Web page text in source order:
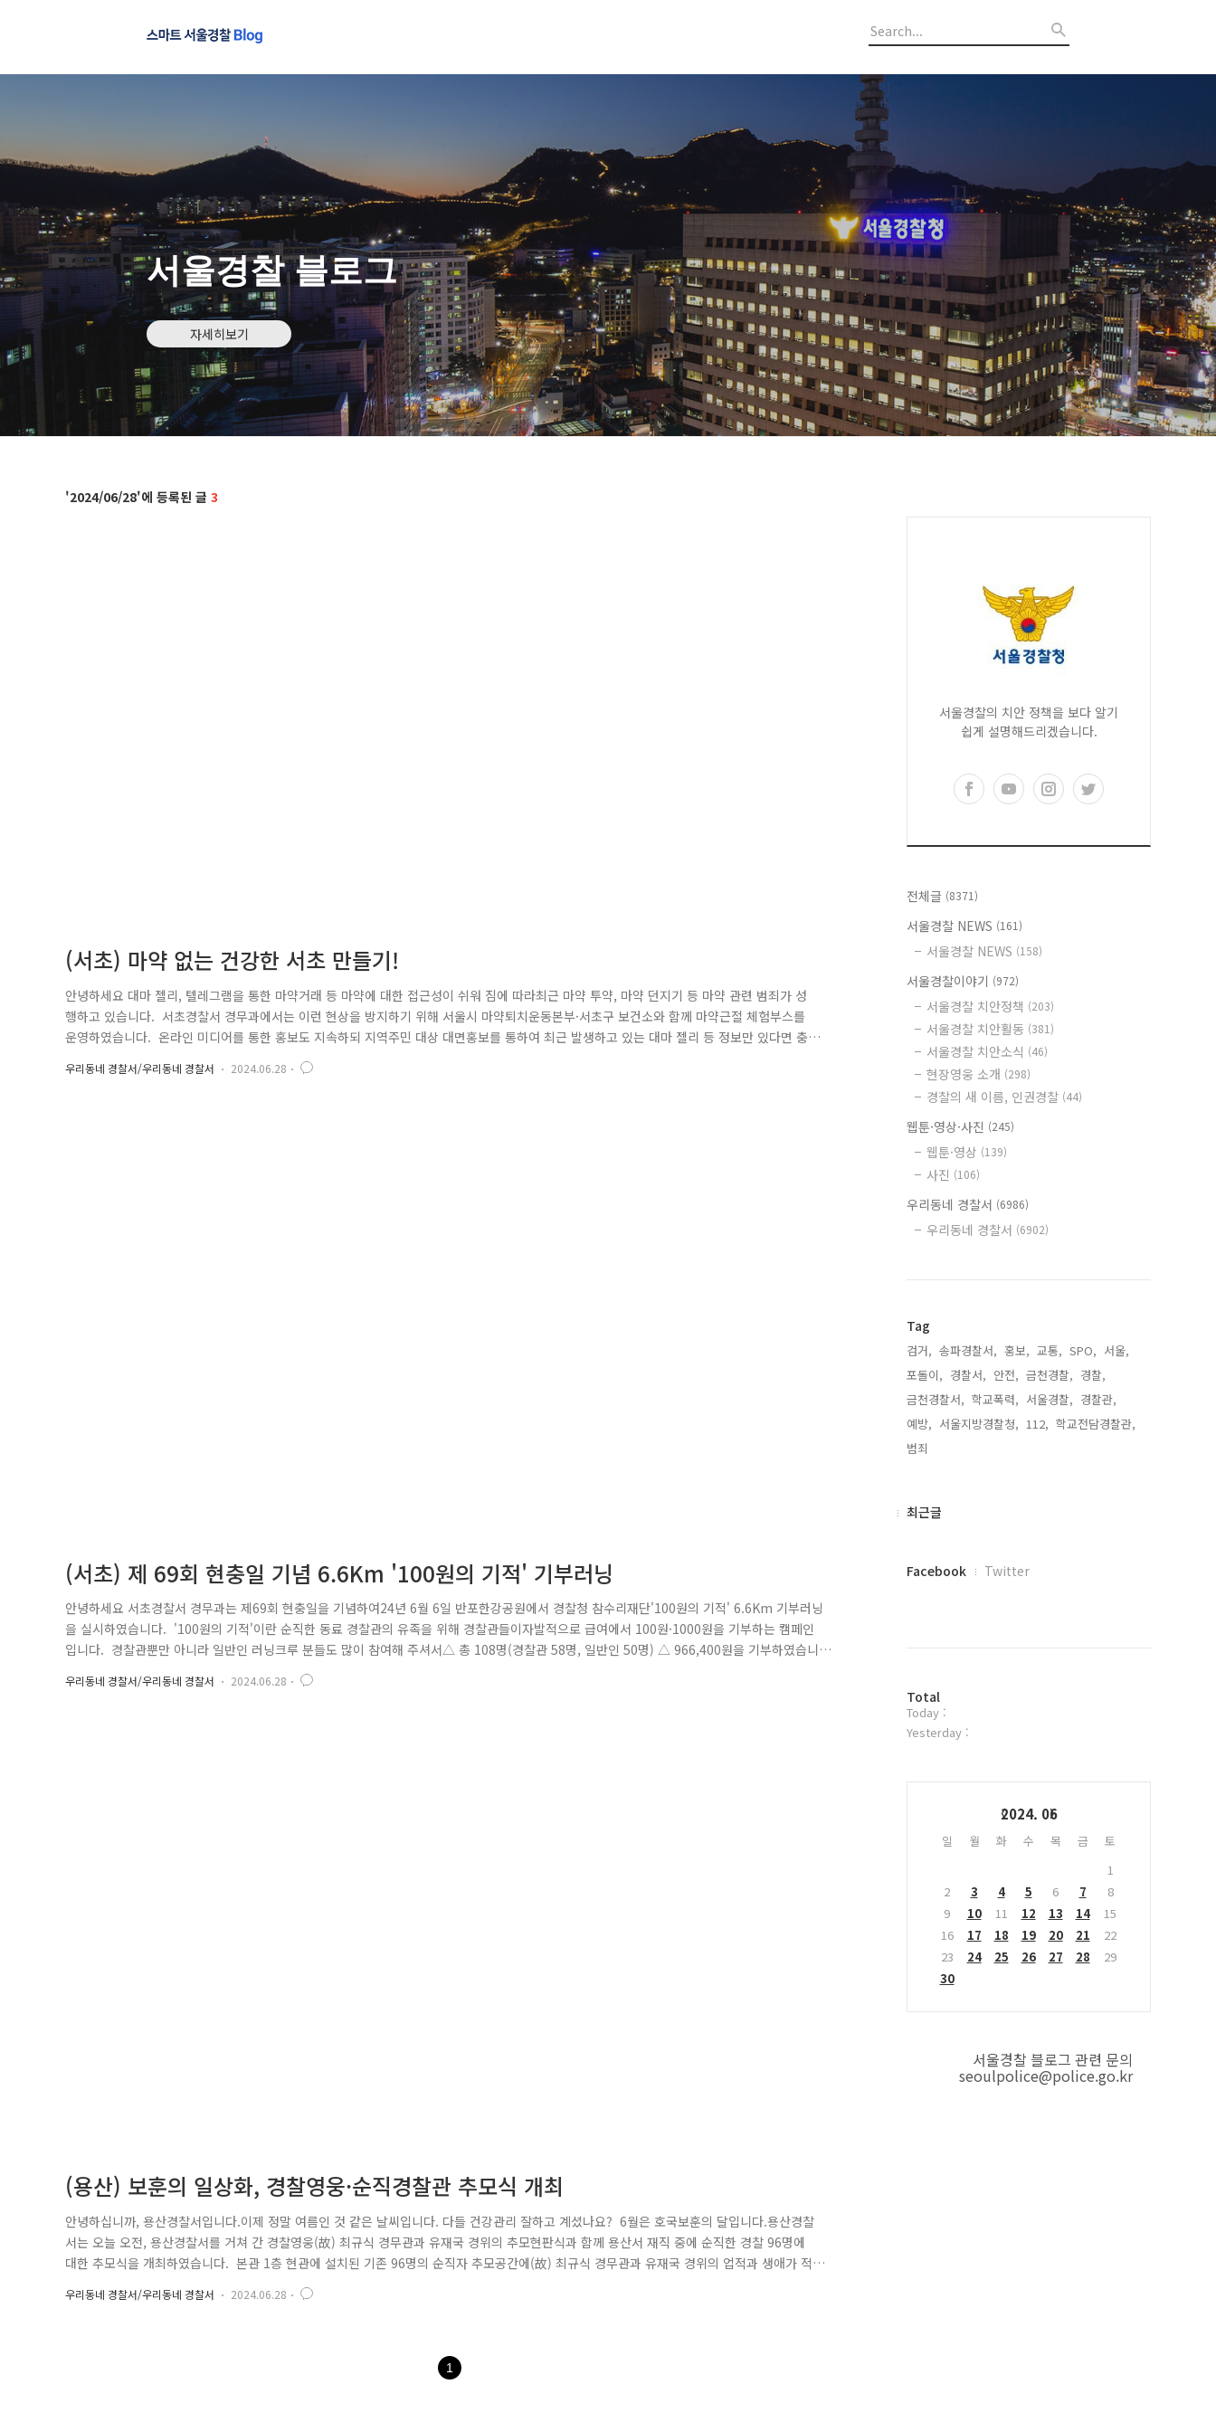
서울경찰 블로그
자세히보기
2024/06/28 3
(서초) 마약 없는 건강한 서초 만들기!
안녕하세요 대마 젤리, 텔레그램을 통한 마약거래 등 마약에 대한 접근성이 쉬워 짐에 따라최근 마약 투약, 마약 던지기 등 마약 관련 범죄가 성
행하고 있습니다. 서초경찰서 경무과에서는 이런 현상을 방지하기 위해 서울시 마약퇴치운동본부·서초구 보건소와 함께 마약근절 체험부스를
운영하였습니다. 온라인 미디어를 통한 홍보도 지속하되 지역주민 대상 대면홍보를 통하여 최근 발생하고 있는 대마 젤리 등 정보만 있다면 충
분히 방지할 수 있는마약범죄를 근절하기 위하여 노력하였습니다. 또한, 외국인 치안봉사단과 함께 대치동 학원가 마약음료 협박사건 등
유사 범죄 예방을 위해, 고등학교 앞 학생들 대상 대면캠페인도 진행하였습니다. 앞으로도 서초경찰서가 앞장서 마약 없는 건강서초를 위해 노
우리동네 경찰서/우리동네 경찰서 2024.06.28
(서초) 제 69회 현충일 기념 6.6Km '100원의 기적' 기부러닝
안녕하세요 서초경찰서 경무과는 제69회 현충일을 기념하여24년 6월 6일 반포한강공원에서 경찰청 참수리재단'100원의 기적' 6.6Km 기부러닝
을 실시하였습니다. '100원의 기적'이란 순직한 동료 경찰관의 유족을 위해 경찰관들이자발적으로 급여에서 100원·1000원을 기부하는 캠페인
입니다. 경찰관뿐만 아니라 일반인 러닝크루 분들도 많이 참여해 주셔서△ 총 108명(경찰관 58명, 일반인 50명) △ 966,400원을 기부하였습니
다. 러닝 코스는 반포한강공원 예빛섬에서 시작하여 현충원다시 반포한강공원 예빛섬으로!! 왕복 총 6.6Km입니다. 국민들을 안전
하게 지키기 위해 항상 체력적으로 열심히 준비한 보람이 있는 6.6km 러닝 현장사진입니다~경찰청장님께..
우리동네 경찰서/우리동네 경찰서 2024.06.28
(용산) 보훈의 일상화, 경찰영웅·순직경찰관 추모식 개최
안녕하십니까, 용산경찰서입니다.이제 정말 여름인 것 같은 날씨입니다. 다들 건강관리 잘하고 계셨나요? 6월은 호국보훈의 달입니다.용산경찰
서는 오늘 오전, 용산경찰서를 거쳐 간 경찰영웅(故) 최규식 경무관과 유재국 경위의 추모현판식과 함께 용산서 재직 중에 순직한 경찰 96명에
대한 추모식을 개최하였습니다. 본관 1층 현관에 설치된 기존 96명의 순직자 추모공간에(故) 최규식 경무관과 유재국 경위의 업적과 생애가 적
힌 현판을 새로 걸었습니다. (故) 최규식 경무관은, 제27대 용산경찰서장에서 종로경찰서장으로 전보된 이듬해인 1968년, 청와대 기습을 시
도한 북한 무장공비들을 직접 대적한 상황에서 적의 기습총탄에 맞아 순직하셨으며, 2020년 한강에 투신한 실종자 수색작업 중 순직한 한강경
우리동네 경찰서/우리동네 경찰서 2024.06.28
1
서울경찰의 치안 정책을 보다 알기
쉽게 설명해드리겠습니다.
전체글 (8371)
서울경찰 NEWS (161)
서울경찰 NEWS (158)
서울경찰이야기 (972)
서울경찰 치안정책 (203)
서울경찰 치안활동 (381)
서울경찰 치안소식 (46)
현장영웅 소개 (298)
경찰의 새 이름, 인권경찰 (44)
웹툰·영상·사진 (245)
웹툰·영상 (139)
사진 (106)
우리동네 경찰서 (6986)
우리동네 경찰서 (6902)
Tag
검거, 송파경찰서, 홍보, 교통, SPO, 서울,
포돌이, 경찰서, 안전, 금천경찰, 경찰,
금천경찰서, 학교폭력, 서울경찰, 경찰관,
예방, 서울지방경찰청, 112, 학교전담경찰관,
범죄,
최
최근글
페
플
러
그
Facebook Twitter
방
문
자
Total
Today :
Yesterday :
2024. 06
일 월 화 수 목 금
토
1
2
3 4 5 6 7
8
9
10 11 12 13 14
15
16
17 18 19 20 21
22
23
24 25 26 27 28
29
30
서울경찰 블로그 관련 문의
seoulpolice@police.go.kr